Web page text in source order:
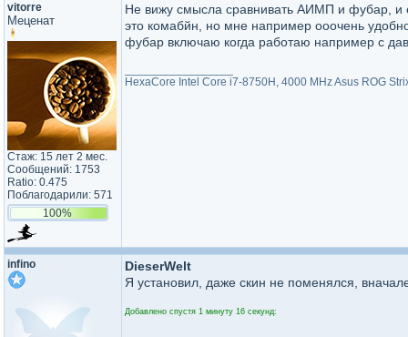
vitorre
Меценат
Стаж: 15 лет 2 мес.
Сообщений: 1753
Ratio: 0.475
Поблагодарили: 571
100%
Не вижу смысла сравнивать АИМП и фубар, и
это комабйн, но мне например ооочень
фубар включаю когда работаю например с
HexaCore Intel Core i7-8750H, 4000 MHz Asus ROG
infino
DieserWelt
Я установил, даже скин не поменялся,
Добавлено спустя 1 минуту 16 секунд: